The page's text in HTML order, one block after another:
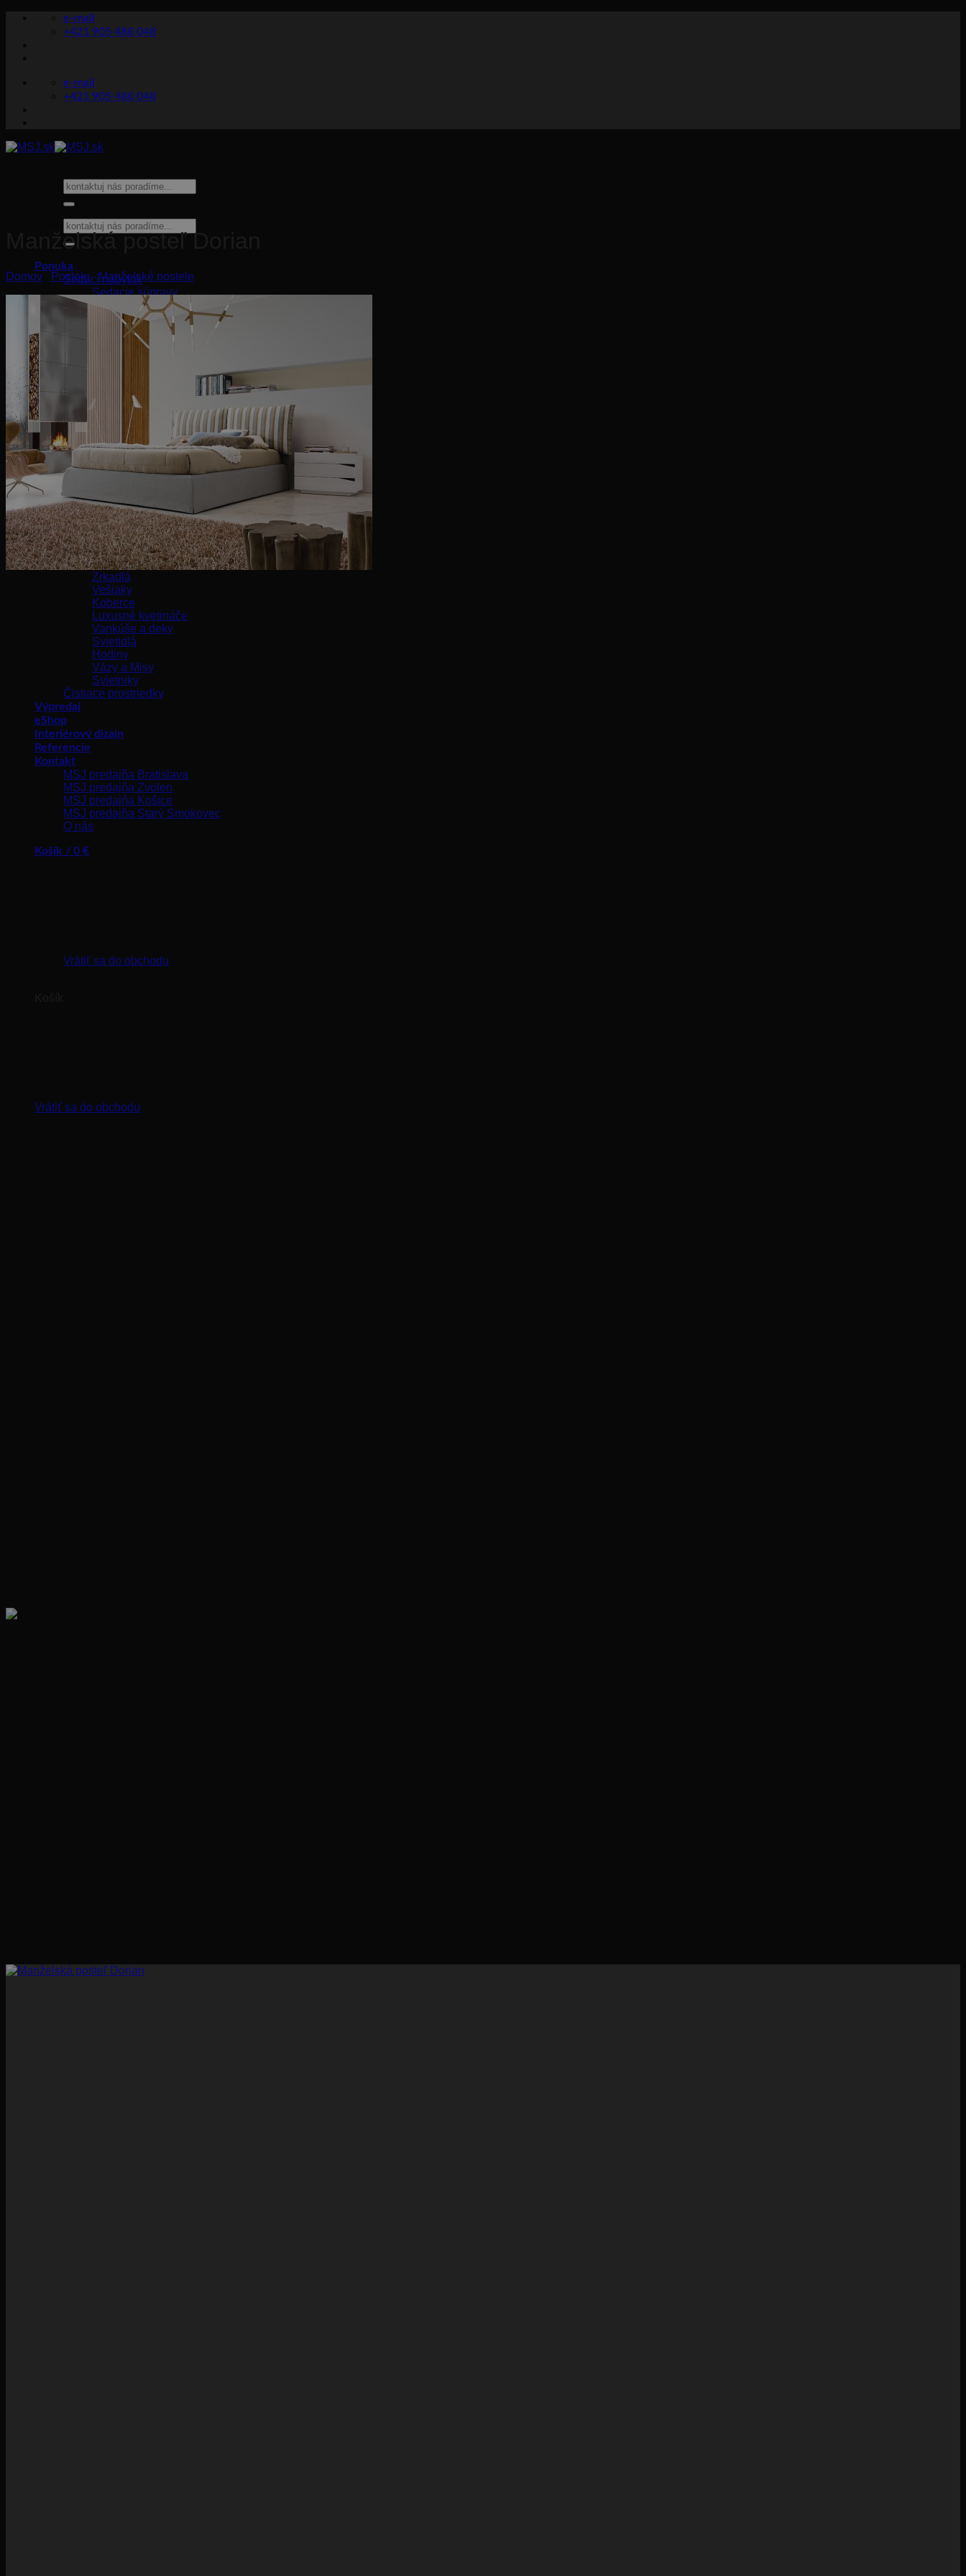
e-mail
+421 905 488 048
e-mail
+421 905 488 048
Hľadať:
Hľadať:
Ponuka
Sedací nábytok
Sedacie súpravy
Rozkladacie sedačky
Pohovky
Taburetky
Stoly
Jedálenské stoly
Kancelárske stoly
Konferenčné stolíky
Kozmetické stolíky
Konzoly
Nočné stolíky
Nábytok
Postele
Komody
Knižnice
Záhradný nábytok
Doplnky
Zrkadlá
Vešiaky
Koberce
Luxusné kvetináče
Vankúše a deky
Svietidlá
Hodiny
Vázy a Misy
Svietniky
Čistiace prostriedky
Výpredaj
eShop
Interiérový dizajn
Referencie
Kontakt
MSJ predajňa Bratislava
MSJ predajňa Zvolen
MSJ predajňa Košice
MSJ predajňa Starý Smokovec
O nás
Košík / 0 €
Vrátiť sa do obchodu
Vrátiť sa do obchodu
Manželská posteľ Dorian
Domov Postele / Manželské postele